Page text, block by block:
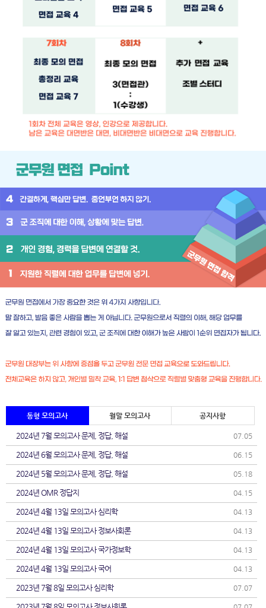
동형 모의고사 월말 모의고사 공지사항
2024년 7월 모의고사 문제, 정답, 해설 07.05
2024년 6월 모의고사 문제, 정답, 해설 06.15
2024년 5월 모의고사 문제, 정답, 해설 05.18
2024년 OMR 정답지 04.15
2024년 4월 13일 모의고사 심리학 04.13
2024년 4월 13일 모의고사 정보사회론 04.13
2024년 4월 13일 모의고사 국가정보학 04.13
2024년 4월 13일 모의고사 국어 04.13
2023년 7월 8일 모의고사 심리학 07.07